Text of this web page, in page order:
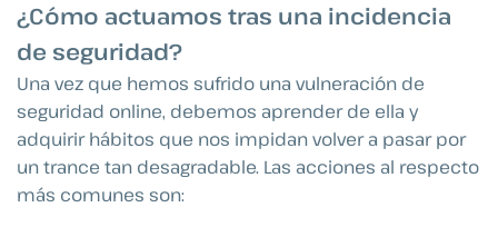
¿Cómo actuamos tras una incidencia
de seguridad?
Una vez que hemos sufrido una vulneración de
seguridad online, debemos aprender de ella y
adquirir hábitos que nos impidan volver a pasar por
un trance tan desagradable. Las acciones al respecto
más comunes son: